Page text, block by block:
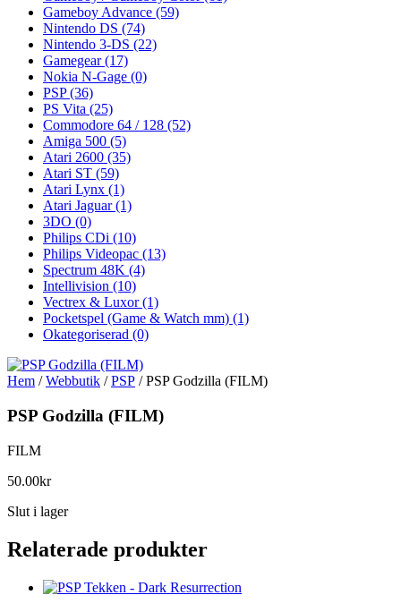
Gameboy Advance (59)
Nintendo DS (74)
Nintendo 3-DS (22)
Gamegear(17)
Nokia N-Gage (0)
PSP(36)
PS Vita (25)
Commodore 64 / 128 (52)
Amiga 500 (5)
Atari 2600 (35)
Atari ST (59)
Atari Lynx (1)
Atari Jaguar(1)
3DO (0)
Philips CDi (10)
Philips Videopac (13)
Spectrum 48K (4)
Intellivision (10)
Vectrex & Luxor(1)
Pocketspel (Game & Watch mm) (1)
Okategoriserad (0)
Hem /Webbutik /PSP / PSP Godzilla (FILM)
PSP Godzilla (FILM)
FILM
50.00kr
Slut i lager
Relaterade produkter